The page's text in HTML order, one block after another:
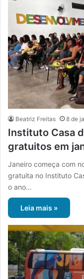
Beatriz Freitas 8 de
Instituto Casa
gratuitos em
Janeiro começa com
gratuita no Instituto
o ano…
Leia mais »